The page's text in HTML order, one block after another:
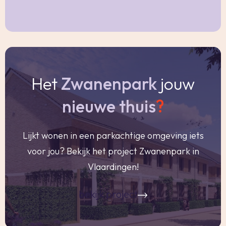
- Bouwjaar 1994
- Gelegen op eeuwigdurende erfpachtgrond,
- Verwarming en warm water middels c.v.
combiketel (Intergas 2023)
- Geheel voorzien van dubbele beglazing in
houten kozijnen
- Op het dak van de woning liggen 8
zonnepanelen (2018)
- Energielabel A, geldig tot 27-08-2035
- Oplevering in overleg
Vraagprijs € 499.000,- k.k.
HetZwanenpark jouw
nieuwe thuis?
Lijkt wonen in een parkachtige omgeving iets
voor jou? Bekijk het project Zwanenpark in
Vlaardingen!
bekijk project